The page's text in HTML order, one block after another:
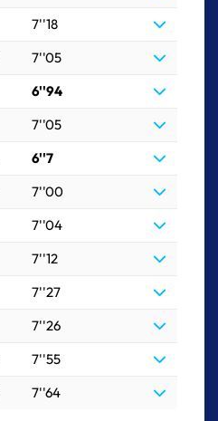
7''18
7''05
6''94
7''05
6''7
7''00
7''04
7''12
7''27
7''26
7''55
7''64